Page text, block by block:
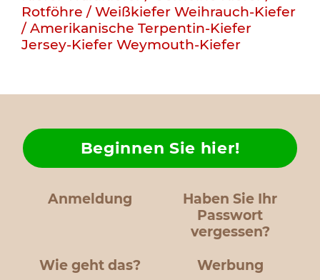
Rotföhre / Weißkiefer Weihrauch-Kiefer
/ Amerikanische Terpentin-Kiefer
Jersey-Kiefer Weymouth-Kiefer
Anmeldung
Haben Sie Ihr
Passwort
vergessen?
Wie geht das?
Beginnen Sie hier!
Werbung